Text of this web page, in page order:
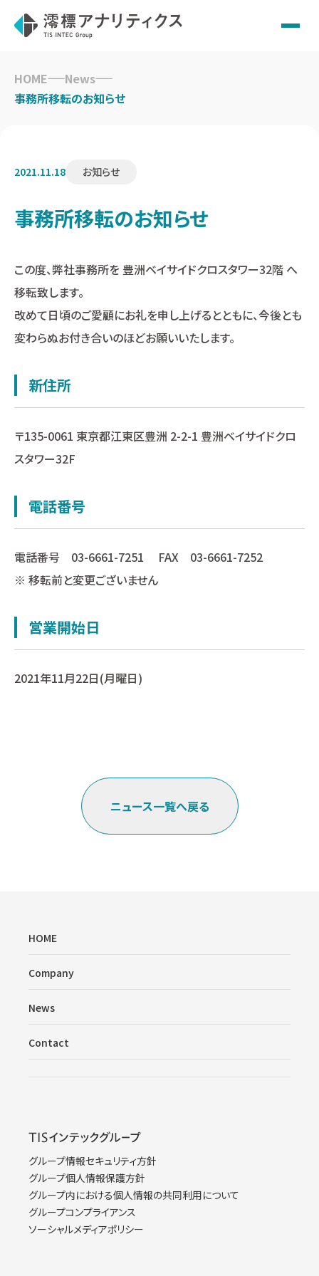
content
HOME
News
事務所移転のお知らせ
2021.11.18 お知らせ
事務所移転のお知らせ
この度、弊社事務所を 豊洲ベイサイドクロスタワー32階 へ
移転致します。
改めて日頃のご愛顧にお礼を申し上げるとともに、今後とも
変わらぬお付き合いのほどお願いいたします。
新住所
〒135-0061 東京都江東区豊洲 2-2-1 豊洲ベイサイドクロ
スタワー32F
電話番号
電話番号 03-6661-7251 FAX 03-6661-7252
※ 移転前と変更ございません
営業開始日
2021年11月22日(月曜日)
ニュース一覧へ戻る
HOME
Company
News
Contact
グループ情報セキュリティ方針
グループ個人情報保護方針
グループ内における個人情報の共同利用について
グループコンプライアンス
ソーシャルメディアポリシー